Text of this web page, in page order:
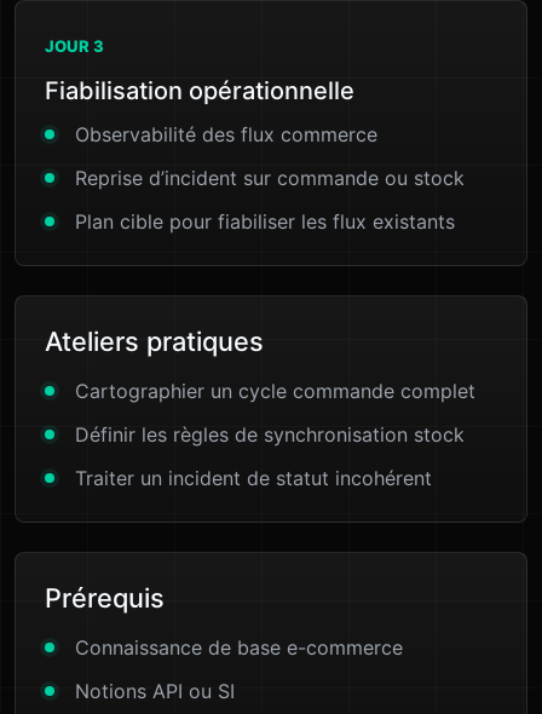
JOUR 3
Fiabilisation opérationnelle
Observabilité des flux commerce
Reprise d’incident sur commande ou stock
Plan cible pour fiabiliser les flux existants
Ateliers pratiques
Cartographier un cycle commande complet
Définir les règles de synchronisation stock
Traiter un incident de statut incohérent
Prérequis
Connaissance de base e-commerce
Notions API ou SI